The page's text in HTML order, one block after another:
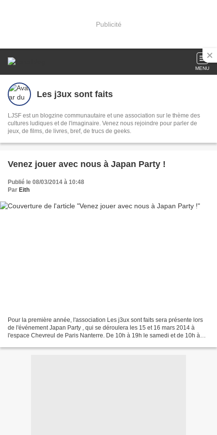
Publicité
MENU
Les j3ux sont faits
LJSF est un blogzine communautaire et une association sur le thème des
cultures ludiques et de l'imaginaire. Venez nous rejoindre pour parler de
jeux, de films, de livres, bref, de trucs de geeks.
Venez jouer avec nous à Japan Party !
Publié le 08/03/2014 à 10:48
Par Eith
Pour la première année, l'association Les j3ux sont faits sera présente lors
de l'événement Japan Party , qui se déroulera les 15 et 16 mars 2014 à
l'espace Chevreul de Paris Nanterre. De 10h à 19h le samedi et de 10h à